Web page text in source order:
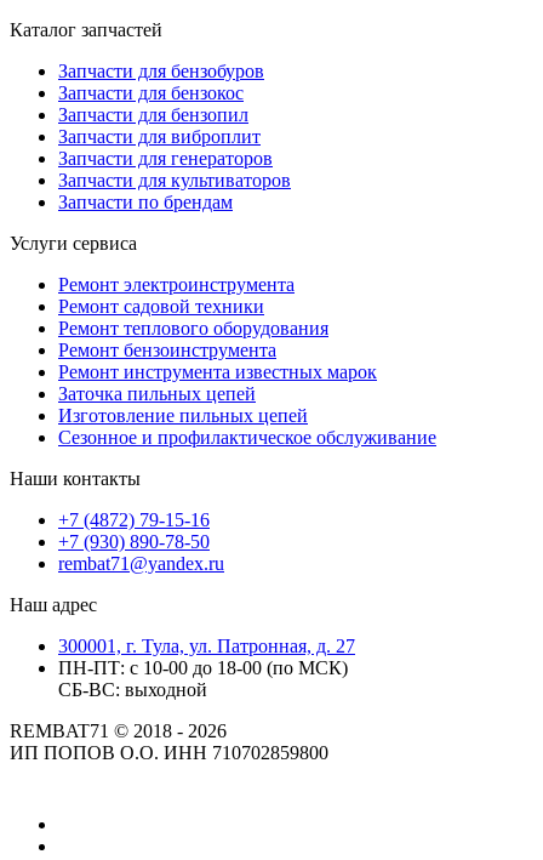
Каталог запчастей
Запчасти для бензобуров
Запчасти для бензокос
Запчасти для бензопил
Запчасти для виброплит
Запчасти для генераторов
Запчасти для культиваторов
Запчасти по брендам
Услуги сервиса
Ремонт электроинструмента
Ремонт садовой техники
Ремонт теплового оборудования
Ремонт бензоинструмента
Ремонт инструмента известных марок
Заточка пильных цепей
Изготовление пильных цепей
Сезонное и профилактическое обслуживание
Наши контакты
+7 (4872) 79-15-16
+7 (930) 890-78-50
rembat71@yandex.ru
Наш адрес
300001, г. Тула, ул. Патронная, д. 27
ПН-ПТ: с 10-00 до 18-00 (по МСК)
СБ-ВС: выходной
REMBAT71 © 2018 - 2026
ИП ПОПОВ О.О. ИНН 710702859800